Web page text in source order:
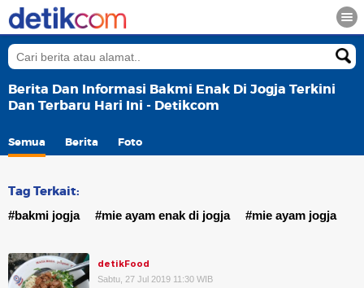
Berita Dan Informasi Bakmi Enak Di Jogja Terkini
Dan Terbaru Hari Ini - Detikcom
Semua Berita Foto
Tag Terkait:
#bakmi jogja #mie ayam enak di jogja #mie ayam jogja
detikFood
Sabtu, 27 Jul 2019 11:30 WIB